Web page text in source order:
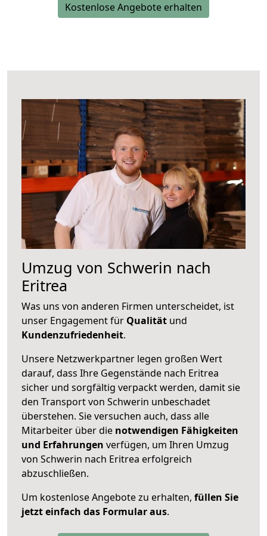
Kostenlose Angebote erhalten
Umzug von Schwerin nach
Eritrea
Was uns von anderen Firmen unterscheidet, ist
unser Engagement für Qualität und
Kundenzufriedenheit.
Unsere Netzwerkpartner legen großen Wert
darauf, dass Ihre Gegenstände nach Eritrea
sicher und sorgfältig verpackt werden, damit sie
den Transport von Schwerin unbeschadet
überstehen. Sie versuchen auch, dass alle
Mitarbeiter über die notwendigen Fähigkeiten
und Erfahrungen verfügen, um Ihren Umzug
von Schwerin nach Eritrea erfolgreich
abzuschließen.
Um kostenlose Angebote zu erhalten, füllen Sie
jetzt einfach das Formular aus.